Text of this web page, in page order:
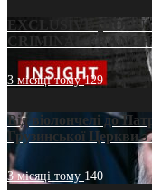
EXCLUSIVE
CRIMINAL
3 місяці тому129
Від віолончелі до
Грузинської Церкви
3 місяці тому 140